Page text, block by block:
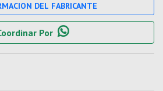
DEL FABRICANTE
Por